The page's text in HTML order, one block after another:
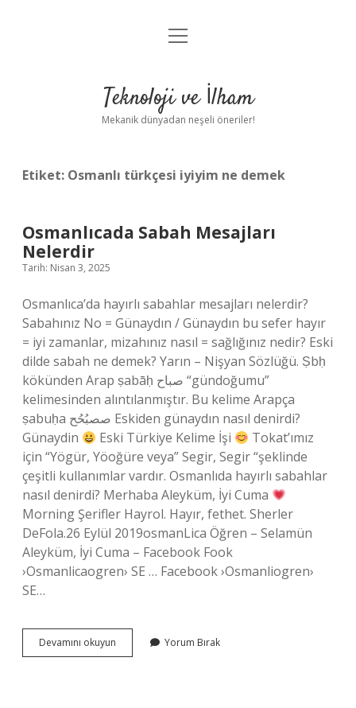
Anasayfa
Yasal Uyarı
menüyü
Teknoloji ve İlham
Mekanik dünyadan neşeli öneriler!
Etiket: Osmanlı türkçesi iyiyim ne demek
Osmanlıcada Sabah Mesajları
Nelerdir
Tarih: Nisan 3, 2025
Osmanlıca’da hayırlı sabahlar mesajları nelerdir?
Sabahınız No = Günaydın / Günaydın bu sefer hayır
= iyi zamanlar, mizahınız nasıl = sağlığınız nedir? Eski
dilde sabah ne demek? Yarın – Nişyan Sözlüğü. Ṣbḥ
kökünden Arap ṣabāḥ صباح “gündoğumu”
kelimesinden alıntılanmıştır. Bu kelime Arapça
ṣabuḥa صصبُحُح Eskiden günaydın nasıl denirdi?
Günaydin
Eski Türkiye Kelime İşi
Tokat’ımız
için “Yögür, Yöoğüre veya” Segir, Segir “şeklinde
çeşitli kullanımlar vardır. Osmanlıda hayırlı sabahlar
nasıl denirdi? Merhaba Aleyküm, İyi Cuma
Morning Şerifler Hayrol. Hayır, fethet. Sherler
DeFola.26 Eylül 2019osmanLica Öğren – Selamün
Aleyküm, İyi Cuma – Facebook Fook
›Osmanlicaogren› SE … Facebook ›Osmanliogren›
SE…
Devamını okuyun Osmanlıcada
Sabah
Yorum Bırak